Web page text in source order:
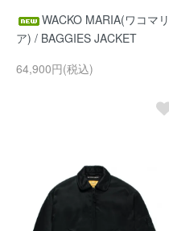
WACKO MARIA(ワコマリ
ア) / BAGGIES JACKET
64,900円(税込)